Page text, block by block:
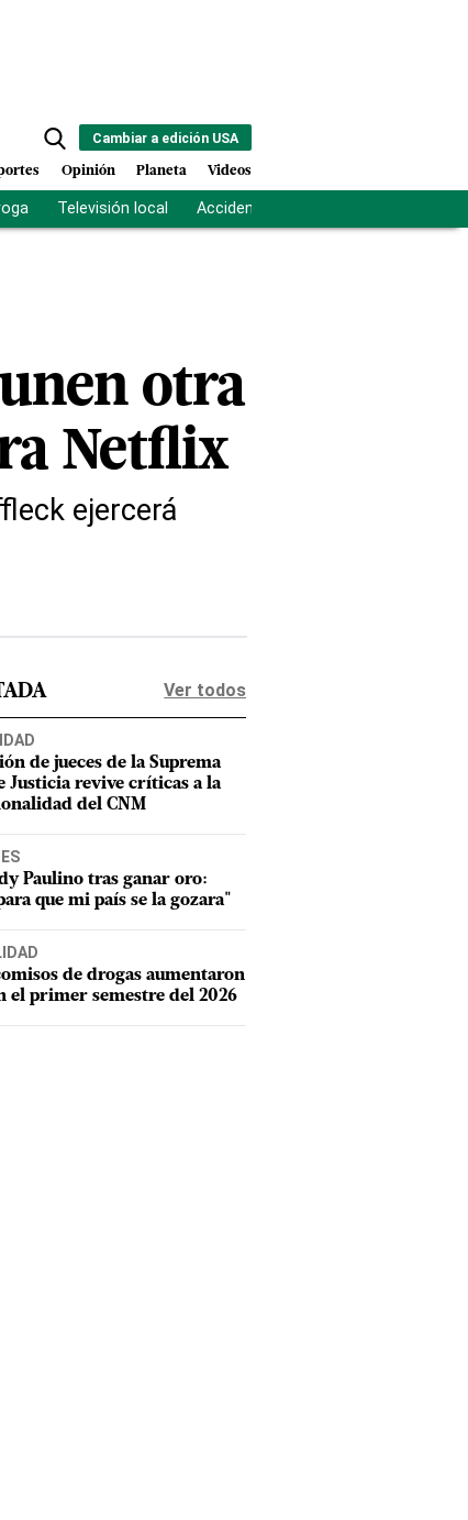
Cambiar a edición USA
Opinión Planeta Videos
Televisión local Accidente Los Ríos
otra
Netflix
ejercerá
Ver todos
de jueces de la Suprema
Justicia revive críticas a la
del CNM
Paulino tras ganar oro:
que mi país se la gozara"
de drogas aumentaron
el primer semestre del 2026